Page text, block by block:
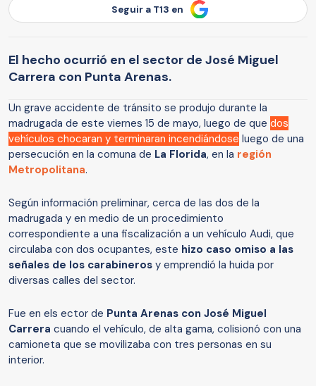
Seguir a T13 en
El hecho ocurrió en el sector de José Miguel
Carrera con Punta Arenas.
Un grave accidente de tránsito se produjo durante la
madrugada de este viernes 15 de mayo, luego de que dos
vehículos chocaran y terminaran incendiándose luego de una
persecución en la comuna de La Florida, en la región
Metropolitana.
Según información preliminar, cerca de las dos de la
madrugada y en medio de un procedimiento
correspondiente a una fiscalización a un vehículo Audi, que
circulaba con dos ocupantes, este hizo caso omiso a las
señales de los carabineros y emprendió la huida por
diversas calles del sector.
Fue en els ector de Punta Arenas con José Miguel
Carrera cuando el vehículo, de alta gama, colisionó con una
camioneta que se movilizaba con tres personas en su
interior.